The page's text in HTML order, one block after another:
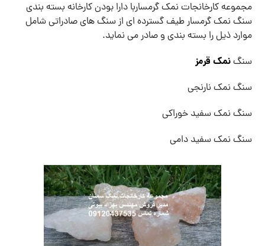
مجموعه کارخانجات نمک گرمساربا دارا بودن کارخانه بسته بندی
سنگ نمک گرمسار طیف گسترده ای از سنگ های صادراتی شامل
موارد ذیل را بسته بندی و صادر می نماید.
سنگنمک قرمز
سنگ نمک نارنجی
سنگ نمک سفید خوراکی
سنگ نمک سفید دامی